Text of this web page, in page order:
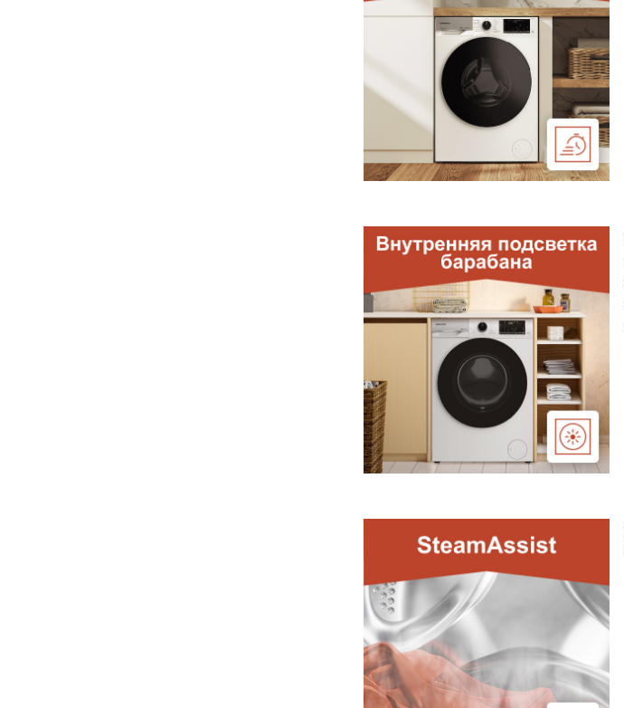
Москва
Сочи
Краснодар
Ростов-на-Дону Екатеринбург
Красноярск
Самара
Уфа